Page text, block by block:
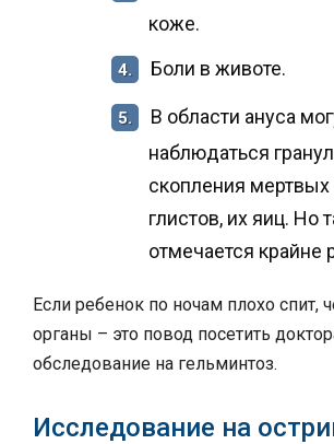
коже.
4. Боли в животе.
5.
В области ануса
наблюдаться
скопления
глистов, их яиц. Но
отмечается крайне
Если ребенок по ночам плохо спит,
органы – это повод посетить
обследование на гельминтоз.
Исследование на